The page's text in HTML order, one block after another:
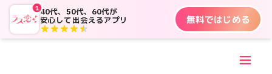
140代、50代、60代が
安心して出会えるアプリ
無料ではじめる